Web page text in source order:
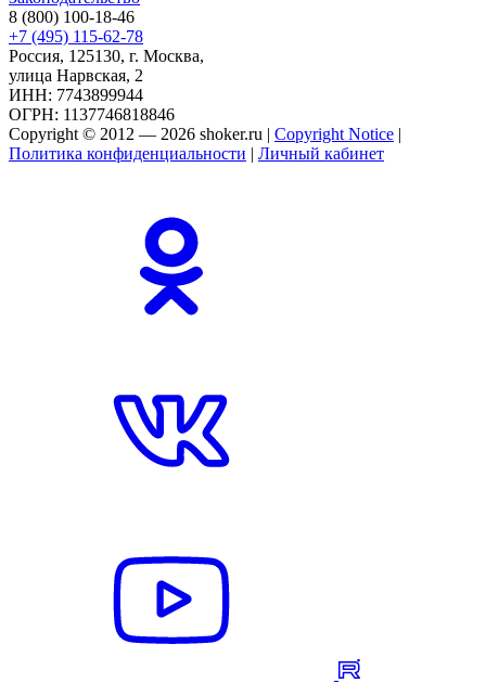
8 (800) 100-18-46
+7 (495) 115-62-78
Россия, 125130, г. Москва,
улица Нарвская, 2
ИНН: 7743899944
ОГРН: 1137746818846
Copyright © 2012 — 2026 shoker.ru | Copyright Notice |
Политика конфиденциальности | Личный кабинет